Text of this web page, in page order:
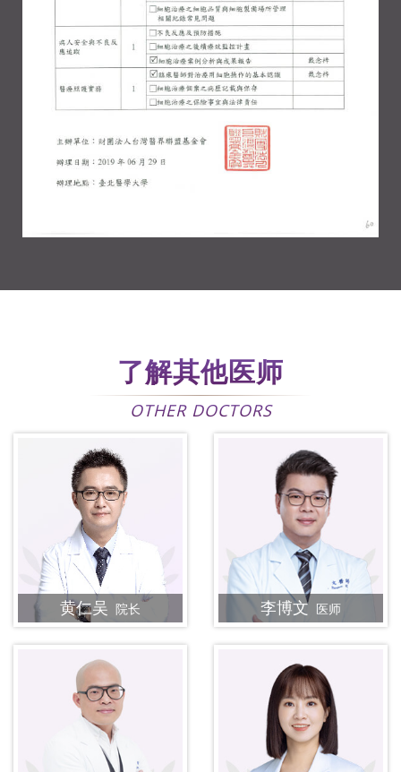
了解其他医师
OTHER DOCTORS
黄仁吴 院长 李博文 医师